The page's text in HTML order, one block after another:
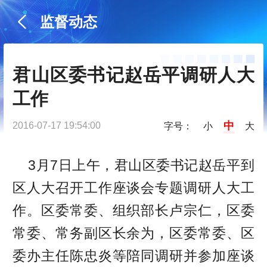
监督动态
君山区委书记赵岳平调研人大
工作
2016-07-17 19:54:00 字号： 小 中 大
3月7日上午，君山区委书记赵岳平到
区人大召开工作座谈会专题调研人大工
作。区委常委、组织部长卢宗仁，区委
常委、常务副区长余为，区委常委、区
委办主任陈忠炎等陪同调研并参加座谈